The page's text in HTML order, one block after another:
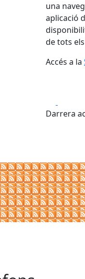
una
aplicació
de tots
Accés a la
Darrera